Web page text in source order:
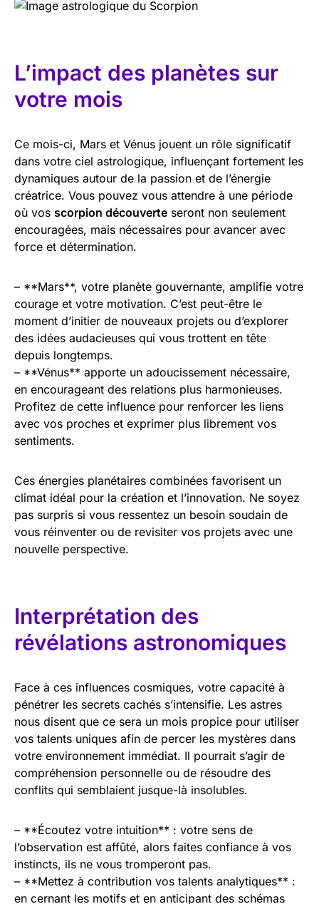
L’impact des planètes sur
votre mois
Ce mois-ci, Mars et Vénus jouent un rôle significatif
dans votre ciel astrologique, influençant fortement les
dynamiques autour de la passion et de l’énergie
créatrice. Vous pouvez vous attendre à une période
où vos scorpion découverte seront non seulement
encouragées, mais nécessaires pour avancer avec
force et détermination.
– **Mars**, votre planète gouvernante, amplifie votre
courage et votre motivation. C’est peut-être le
moment d’initier de nouveaux projets ou d’explorer
des idées audacieuses qui vous trottent en tête
depuis longtemps.
– **Vénus** apporte un adoucissement nécessaire,
en encourageant des relations plus harmonieuses.
Profitez de cette influence pour renforcer les liens
avec vos proches et exprimer plus librement vos
sentiments.
Ces énergies planétaires combinées favorisent un
climat idéal pour la création et l’innovation. Ne soyez
pas surpris si vous ressentez un besoin soudain de
vous réinventer ou de revisiter vos projets avec une
nouvelle perspective.
Interprétation des
révélations astronomiques
Face à ces influences cosmiques, votre capacité à
pénétrer les secrets cachés s’intensifie. Les astres
nous disent que ce sera un mois propice pour utiliser
vos talents uniques afin de percer les mystères dans
votre environnement immédiat. Il pourrait s’agir de
compréhension personnelle ou de résoudre des
conflits qui semblaient jusque-là insolubles.
– **Écoutez votre intuition** : votre sens de
l’observation est affûté, alors faites confiance à vos
instincts, ils ne vous tromperont pas.
– **Mettez à contribution vos talents analytiques** :
en cernant les motifs et en anticipant des schémas